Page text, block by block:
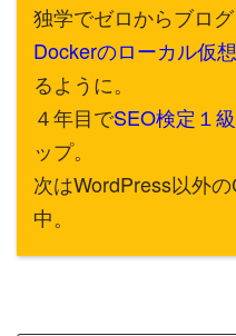
独学でゼロからブログ
Dockerのローカル仮
るように。
４年目でSEO検定１
ップ。
次はWordPress以外
中。